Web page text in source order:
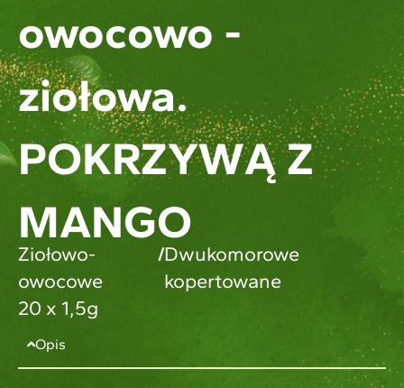
owocowo -
ziołowa.
POKRZYWĄ Z
MANGO
Ziołowo-
owocowe
/Dwukomorowe
kopertowane
20 x 1,5g
Opis